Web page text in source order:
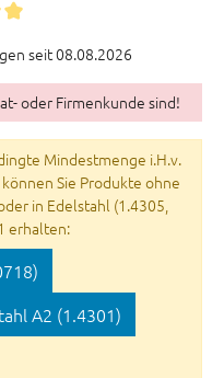
seit 08.08.2026
oder Firmenkunde sind!
Mindestmenge i.H.v.
Sie Produkte ohne
in Edelstahl (1.4305,
erhalten:
A2 (1.4301)